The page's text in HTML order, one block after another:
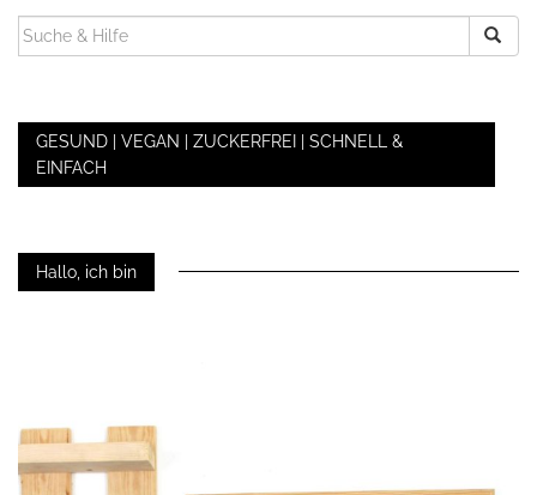
SUCHEN
NACH:
GESUND | VEGAN | ZUCKERFREI | SCHNELL &
EINFACH
Hallo, ich bin